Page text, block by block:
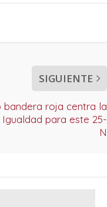
SIGUIENTE
bandera roja centra la
para este 25-
N